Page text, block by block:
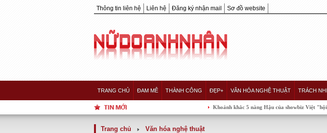
Thông tin liên hệ Liên hệ Đăng ký nhận mail Sơ đồ website
TRANG CHỦ ĐAM MÊ THÀNH CÔNG ĐẸP+ VĂN HÓA NGHỆ THUẬT TRÁCH
Khoảnh khắc 5 nàng Hậu của showbiz Việt "hội tụ" trong
Trang chủ Văn hóa nghệ thuật